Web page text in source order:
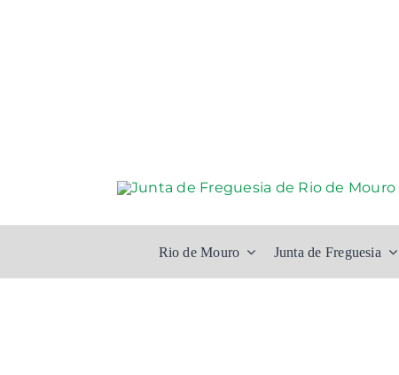
Rio de Mouro Junta de Freguesia